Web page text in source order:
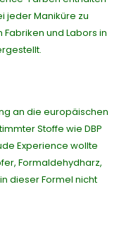
jeder Maniküre zu
und Labors in
an die europäischen
Stoffe wie DBP
Experience wollte
Formaldehydharz,
dieser Formel nicht